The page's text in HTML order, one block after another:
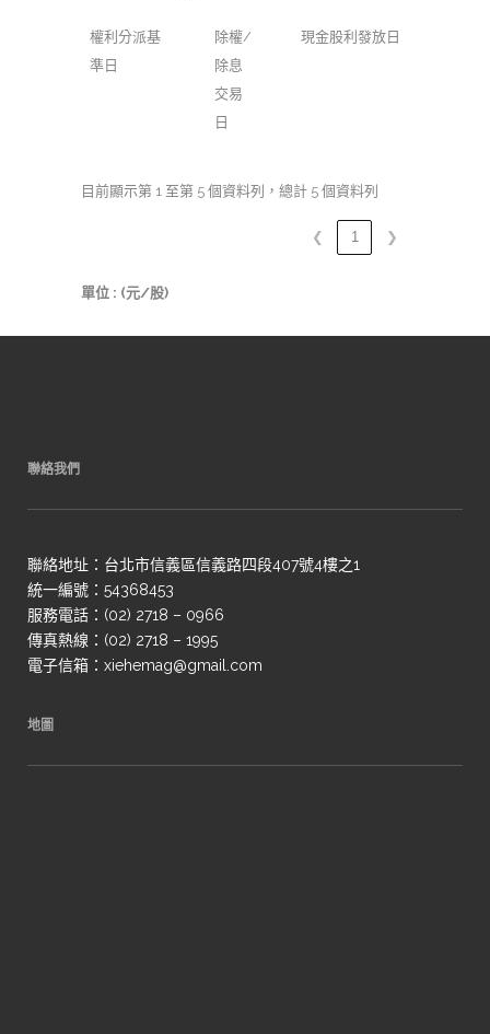
權利分派基
準日
除權/
除息
交易
日
現金股利發放日
目前顯示第 1 至第 5 個資料列，總計 5 個資料列
❮ 1 ❯
單位 : (元/股)
聯絡我們
聯絡地址：台北市信義區信義路四段407號4樓之1
統一編號：54368453
服務電話：(02) 2718 – 0966
傳真熱線：(02) 2718 – 1995
電子信箱：xiehemag@gmail.com
地圖